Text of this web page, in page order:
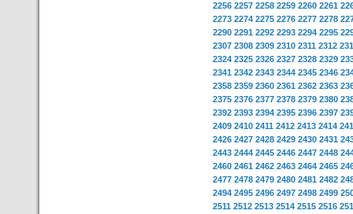
2256 2257 2258 2259 2260 2261
2273 2274 2275 2276 2277 2278
2290 2291 2292 2293 2294 2295
2307 2308 2309 2310 2311 2312
2324 2325 2326 2327 2328 2329
2341 2342 2343 2344 2345 2346
2358 2359 2360 2361 2362 2363
2375 2376 2377 2378 2379 2380
2392 2393 2394 2395 2396 2397
2409 2410 2411 2412 2413 2414
2426 2427 2428 2429 2430 2431
2443 2444 2445 2446 2447 2448
2460 2461 2462 2463 2464 2465
2477 2478 2479 2480 2481 2482
2494 2495 2496 2497 2498 2499
2511 2512 2513 2514 2515 2516